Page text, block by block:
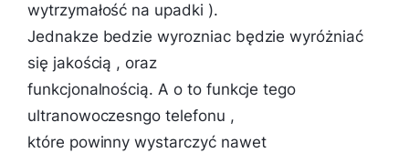
wytrzymałość na upadki ).
Jednakze bedzie wyrozniac będzie wyróżniać
się jakością , oraz
funkcjonalnością. A o to funkcje tego
ultranowoczesngo telefonu ,
które powinny wystarczyć nawet